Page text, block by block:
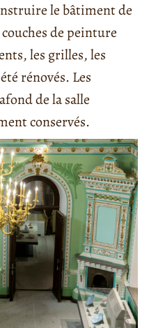
le bâtiment de
de peinture
les grilles, les
rénovés. Les
de la salle
conservés.